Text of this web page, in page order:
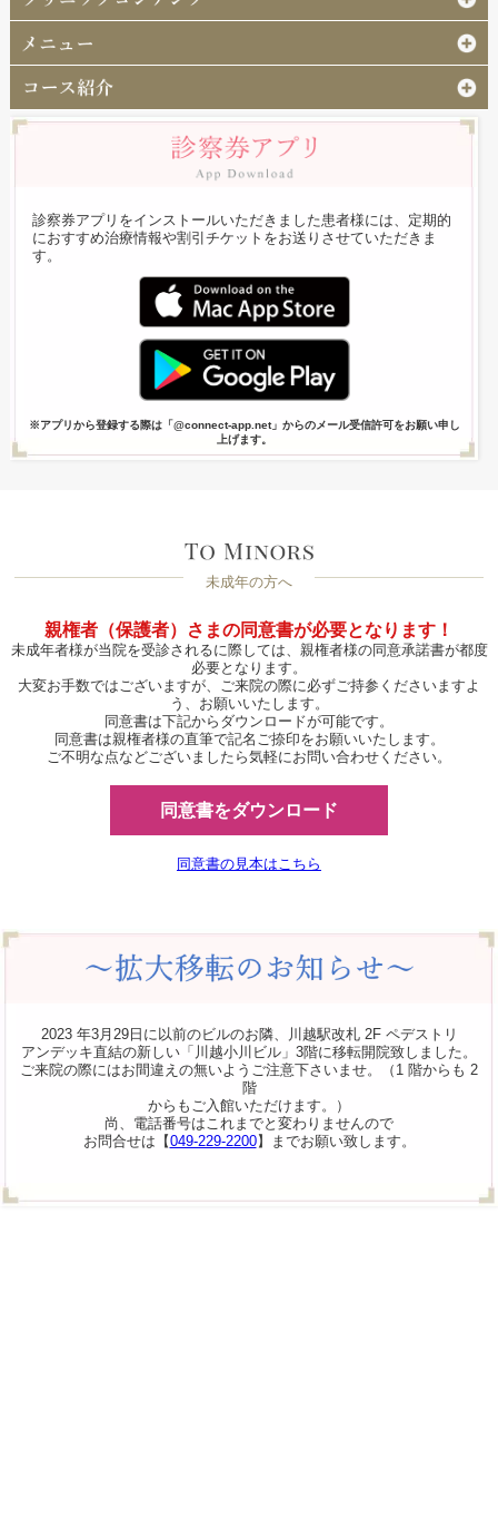
診察券アプリをインストールいただきました患者様には、定期的
におすすめ治療情報や割引チケットをお送りさせていただきま
す。
※アプリから登録する際は「@connect-app.net」からのメール受信許可をお願い申し
上げます。
未成年の方へ
親権者（保護者）さまの同意書が必要となります！
未成年者様が当院を受診されるに際しては、親権者様の同意承諾書が都度
必要となります。
大変お手数ではございますが、ご来院の際に必ずご持参くださいますよ
う、お願いいたします。
同意書は下記からダウンロードが可能です。
同意書は親権者様の直筆で記名ご捺印をお願いいたします。
ご不明な点などございましたら気軽にお問い合わせください。
同意書をダウンロード
同意書の見本はこちら
2023 年3月29日に以前のビルのお隣、川越駅改札 2F ペデストリ
アンデッキ直結の新しい「川越小川ビル」3階に移転開院致しました。
ご来院の際にはお間違えの無いようご注意下さいませ。（1 階からも 2
階
からもご入館いただけます。）
尚、電話番号はこれまでと変わりませんので
お問合せは【049-229-2200】までお願い致します。